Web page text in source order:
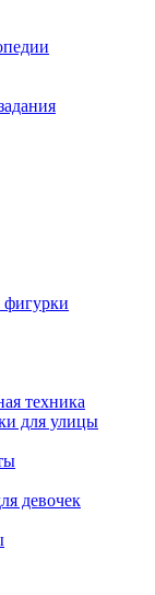
фигурки
техника
для улицы
девочек